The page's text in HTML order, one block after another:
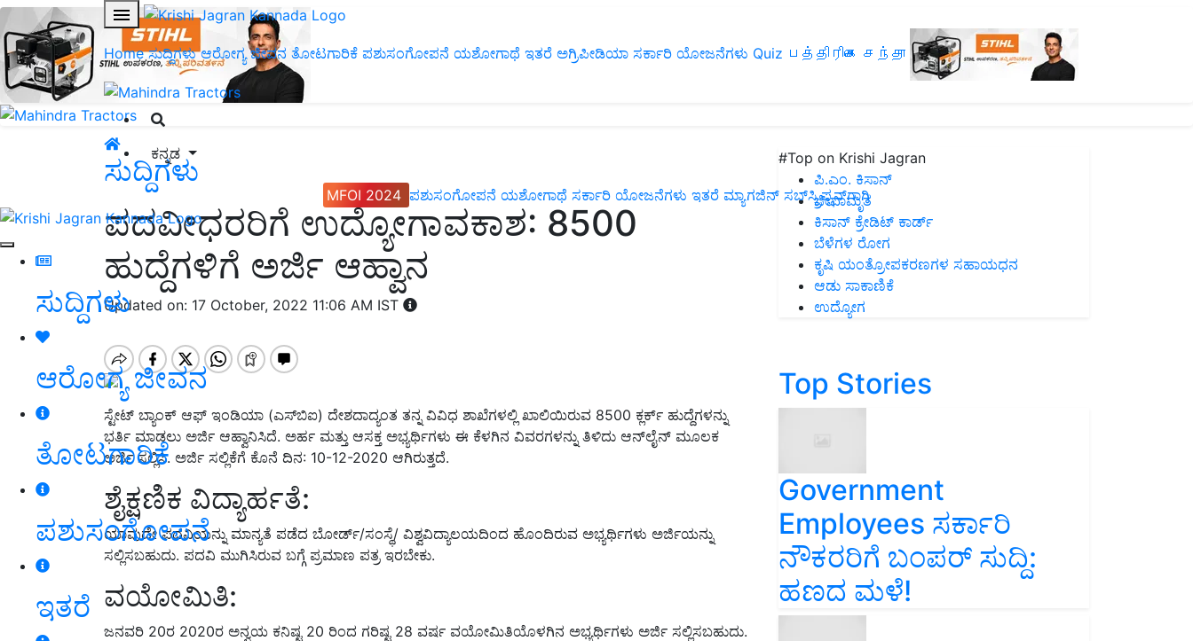
Home ಸುದ್ದಿಗಳು ಆರೋಗ್ಯ ಜೀವನ ತೋಟಗಾರಿಕೆ ಪಶುಸಂಗೋಪನೆ ಯಶೋಗಾಥೆ ಇತರೆ ಅಗ್ರಿಪೀಡಿಯಾ ಸರ್ಕಾರಿ ಯೋಜನೆಗಳು Quiz பத்திரிகை சந்தா
ಕನ್ನಡ
MFOI 2024 ಪಶುಸಂಗೋಪನೆ ಯಶೋಗಾಥೆ ಸರ್ಕಾರಿ ಯೋಜನೆಗಳು ಇತರೆ ಮ್ಯಾಗಜಿನ್‌ ಸಬ್‌ಸ್ಕ್ರಿಪ್ಷನ್‌ಗಾಗಿ
ಸುದ್ದಿಗಳು
ಆರೋಗ್ಯ ಜೀವನ
ತೋಟಗಾರಿಕೆ
ಪಶುಸಂಗೋಪನೆ
ಇತರೆ
ಸುದ್ದಿಗಳು
ಪದವೀಧರರಿಗೆ ಉದ್ಯೋಗಾವಕಾಶ: 8500
ಹುದ್ದೆಗಳಿಗೆ ಅರ್ಜಿ ಆಹ್ವಾನ
Updated on: 17 October, 2022 11:06 AM IST
ಸ್ಟೇಟ್ ಬ್ಯಾಂಕ್ ಆಫ್ ಇಂಡಿಯಾ (ಎಸ್‌ಬಿಐ) ದೇಶದಾದ್ಯಂತ ತನ್ನ ವಿವಿಧ ಶಾಖೆಗಳಲ್ಲಿ ಖಾಲಿಯಿರುವ 8500 ಕ್ಲರ್ಕ್ ಹುದ್ದೆಗಳನ್ನು
ಭರ್ತಿ ಮಾಡಲು ಅರ್ಜಿ ಆಹ್ವಾನಿಸಿದೆ. ಅರ್ಹ ಮತ್ತು ಆಸಕ್ತ ಅಭ್ಯರ್ಥಿಗಳು ಈ ಕೆಳಗಿನ ವಿವರಗಳನ್ನು ತಿಳಿದು ಆನ್‌ಲೈನ್‌ ಮೂಲಕ
ಅರ್ಜಿ ಸಲ್ಲಿಸಿ. ಅರ್ಜಿ ಸಲ್ಲಿಕೆಗೆ ಕೊನೆ ದಿನ: 10-12-2020 ಆಗಿರುತ್ತದೆ.
ಶೈಕ್ಷಣಿಕ ವಿದ್ಯಾರ್ಹತೆ:
ಯಾವುದೇ ಪದವಿಯನ್ನು ಮಾನ್ಯತೆ ಪಡೆದ ಬೋರ್ಡ್‌/ಸಂಸ್ಥೆ/ ವಿಶ್ವವಿದ್ಯಾಲಯದಿಂದ ಹೊಂದಿರುವ ಅಭ್ಯರ್ಥಿಗಳು ಅರ್ಜಿಯನ್ನು
ಸಲ್ಲಿಸಬಹುದು. ಪದವಿ ಮುಗಿಸಿರುವ ಬಗ್ಗೆ ಪ್ರಮಾಣ ಪತ್ರ ಇರಬೇಕು.
ವಯೋಮಿತಿ:
ಜನವರಿ 20ರ 2020ರ ಅನ್ವಯ ಕನಿಷ್ಟ 20 ರಿಂದ ಗರಿಷ್ಟ 28 ವರ್ಷ ವಯೋಮಿತಿಯೊಳಗಿನ ಅಭ್ಯರ್ಥಿಗಳು ಅರ್ಜಿ ಸಲ್ಲಿಸಬಹುದು.
#Top on Krishi Jagran
ಪಿ.ಎಂ. ಕಿಸಾನ್
ಜೀವಾಮೃತ
ಕಿಸಾನ್ ಕ್ರೇಡಿಟ್ ಕಾರ್ಡ್
ಬೆಳೆಗಳ ರೋಗ
ಕೃಷಿ ಯಂತ್ರೋಪಕರಣಗಳ ಸಹಾಯಧನ
ಆಡು ಸಾಕಾಣಿಕೆ
ಉದ್ಯೋಗ
Top Stories
Government
Employees ಸರ್ಕಾರಿ
ನೌಕರರಿಗೆ ಬಂಪರ್‌ ಸುದ್ದಿ:
ಹಣದ ಮಳೆ!